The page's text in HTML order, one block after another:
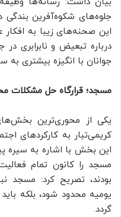
جلوه‌های شکوه‌آفرین بندگی
این صحنه‌های زیبا به
درباره تبعیض و نابرابری
جوانان با انگیزه بیشتری
مسجد؛ قرارگاه حل مشکلات
یکی از محوری‌ترین
کریمی‌تبار به کارکردهای
این بخش با اشاره به سیره
مسجد را کانون تمام
بودند، تصریح کرد: مسجد
یومیه محدود شود، بلکه
گردد.